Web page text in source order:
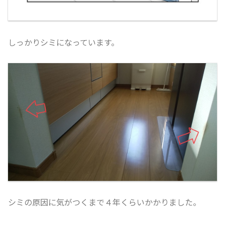
しっかりシミになっています。
シミの原因に気がつくまで４年くらいかかりました。